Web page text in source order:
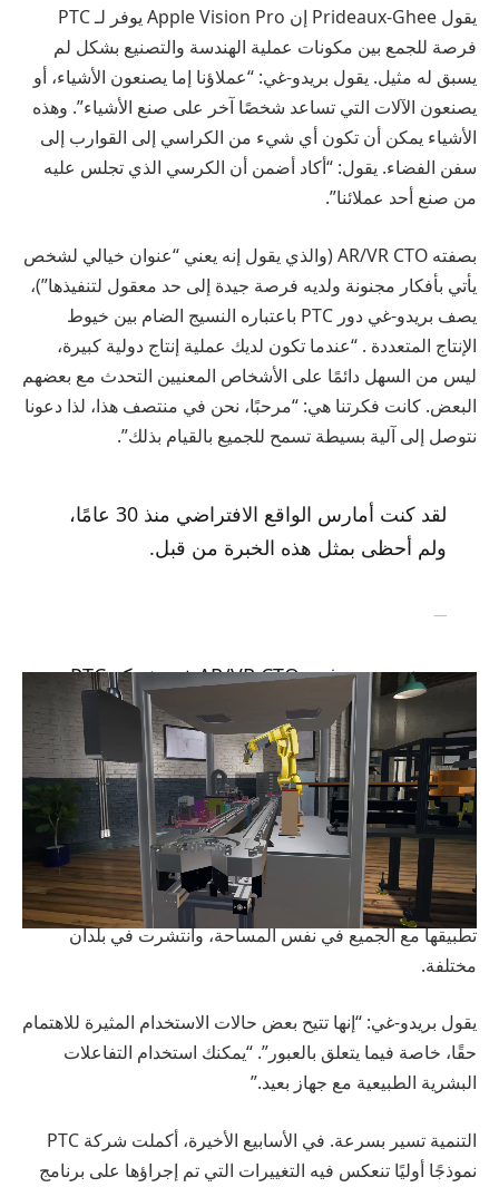
يقول Prideaux-Ghee إن Apple Vision Pro يوفر لـ PTC
فرصة للجمع بين مكونات عملية الهندسة والتصنيع بشكل لم
يسبق له مثيل. يقول بريدو-غي: “عملاؤنا إما يصنعون الأشياء، أو
يصنعون الآلات التي تساعد شخصًا آخر على صنع الأشياء”. وهذه
الأشياء يمكن أن تكون أي شيء من الكراسي إلى القوارب إلى
سفن الفضاء. يقول: “أكاد أضمن أن الكرسي الذي تجلس عليه
من صنع أحد عملائنا”.
بصفته AR/VR CTO (والذي يقول إنه يعني “عنوان خيالي لشخص
يأتي بأفكار مجنونة ولديه فرصة جيدة إلى حد معقول لتنفيذها”)،
يصف بريدو-غي دور PTC باعتباره النسيج الضام بين خيوط
الإنتاج المتعددة . “عندما تكون لديك عملية إنتاج دولية كبيرة،
ليس من السهل دائمًا على الأشخاص المعنيين التحدث مع بعضهم
البعض. كانت فكرتنا هي: “مرحبًا، نحن في منتصف هذا، لذا دعونا
نتوصل إلى آلية بسيطة تسمح للجميع بالقيام بذلك”.
لقد كنت أمارس الواقع الافتراضي منذ 30 عامًا،
ولم أحظى بمثل هذه الخبرة من قبل.
ستيفن بريدو-غي، AR/VR CTO في شركة PTC
بالنسبة لشركة PTC، يتعلق الأمر كله بالتواصل والتعاون. يقول
بريدو-غي: “يمكنك أن تكون مستخدمًا واحدًا وتحصل على الكثير
من القيمة من تطبيقنا، ولكن الأمر يبدأ حقًا عندما يكون لديك
عدة أشخاص يتعاونون، إما في نفس الغرفة أو عبر FaceTime
وSharePlay”. يتحدث من التجربة. قامت شركة PTC باختبار
تطبيقها مع الجميع في نفس المساحة، وانتشرت في بلدان
مختلفة.
يقول بريدو-غي: “إنها تتيح بعض حالات الاستخدام المثيرة للاهتمام
حقًا، خاصة فيما يتعلق بالعبور”. “يمكنك استخدام التفاعلات
البشرية الطبيعية مع جهاز بعيد.”
التنمية تسير بسرعة. في الأسابيع الأخيرة، أكملت شركة PTC
نموذجًا أوليًا تنعكس فيه التغييرات التي تم إجراؤها على برنامج